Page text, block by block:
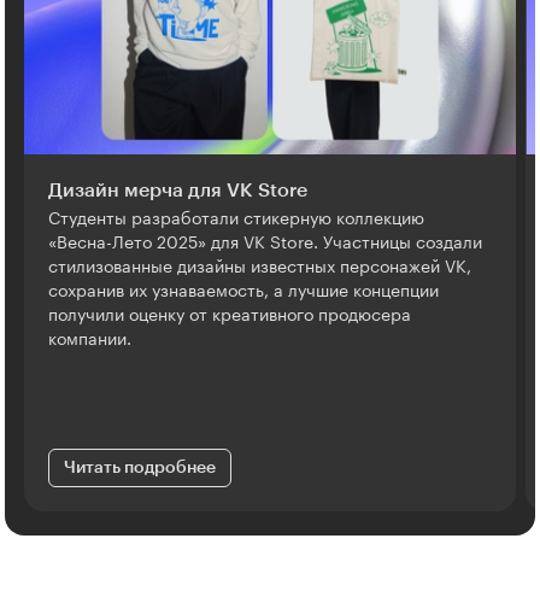
Дизайн мерча для VK Store
Студенты разработали стикерную коллекцию
«Весна-Лето 2025» для VK Store. Участницы создали
стилизованные дизайны известных персонажей VK,
сохранив их узнаваемость, а лучшие концепции
получили оценку от креативного продюсера
компании.
Читать подробнее